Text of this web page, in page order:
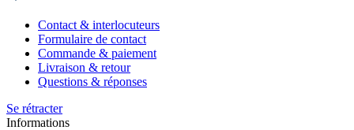
Contact & interlocuteurs
Formulaire de contact
Commande & paiement
Livraison & retour
Questions & réponses
Se rétracter
Informations